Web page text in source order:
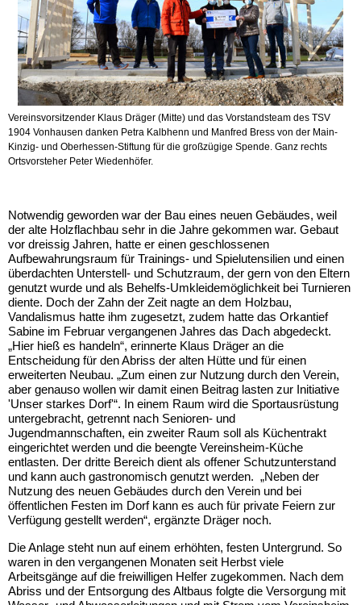
Vereinsvorsitzender Klaus Dräger (Mitte) und das Vorstandsteam des TSV
1904 Vonhausen danken Petra Kalbhenn und Manfred Bress von der Main-
Kinzig- und Oberhessen-Stiftung für die großzügige Spende. Ganz rechts
Ortsvorsteher Peter Wiedenhöfer.
Notwendig geworden war der Bau eines neuen Gebäudes, weil
der alte Holzflachbau sehr in die Jahre gekommen war. Gebaut
vor dreissig Jahren, hatte er einen geschlossenen
Aufbewahrungsraum für Trainings- und Spielutensilien und einen
überdachten Unterstell- und Schutzraum, der gern von den Eltern
genutzt wurde und als Behelfs-Umkleidemöglichkeit bei Turnieren
diente. Doch der Zahn der Zeit nagte an dem Holzbau,
Vandalismus hatte ihm zugesetzt, zudem hatte das Orkantief
Sabine im Februar vergangenen Jahres das Dach abgedeckt.
„Hier hieß es handeln“, erinnerte Klaus Dräger an die
Entscheidung für den Abriss der alten Hütte und für einen
erweiterten Neubau. „Zum einen zur Nutzung durch den Verein,
aber genauso wollen wir damit einen Beitrag lasten zur Initiative
'Unser starkes Dorf'“. In einem Raum wird die Sportausrüstung
untergebracht, getrennt nach Senioren- und
Jugendmannschaften, ein zweiter Raum soll als Küchentrakt
eingerichtet werden und die beengte Vereinsheim-Küche
entlasten. Der dritte Bereich dient als offener Schutzunterstand
und kann auch gastronomisch genutzt werden. „Neben der
Nutzung des neuen Gebäudes durch den Verein und bei
öffentlichen Festen im Dorf kann es auch für private Feiern zur
Verfügung gestellt werden“, ergänzte Dräger noch.
Die Anlage steht nun auf einem erhöhten, festen Untergrund. So
waren in den vergangenen Monaten seit Herbst viele
Arbeitsgänge auf die freiwilligen Helfer zugekommen. Nach dem
Abriss und der Entsorgung des Altbaus folgte die Versorgung mit